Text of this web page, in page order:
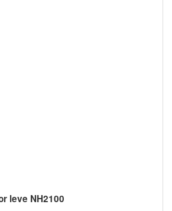
NH2200 rolo transportador leve para